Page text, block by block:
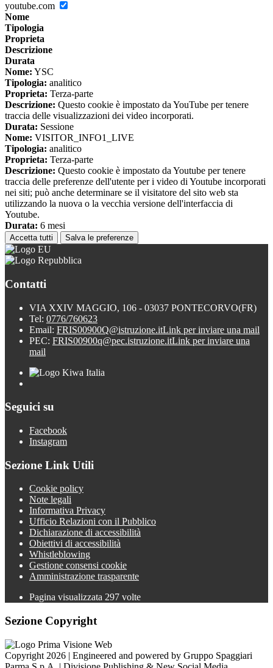
youtube.com
Nome
Tipologia
Proprieta
Descrizione
Durata
Nome: YSC
Tipologia: analitico
Proprieta: Terza-parte
Descrizione: Questo cookie è impostato da YouTube per tenere
traccia delle visualizzazioni dei video incorporati.
Durata: Sessione
Nome: VISITOR_INFO1_LIVE
Tipologia: analitico
Proprieta: Terza-parte
Descrizione: Questo cookie è impostato da Youtube per tenere
traccia delle preferenze dell'utente per i video di Youtube incorporati
nei siti; può anche determinare se il visitatore del sito web sta
utilizzando la nuova o la vecchia versione dell'interfaccia di
Youtube.
Durata: 6 mesi
Accetta tutti Salva le preferenze
Contatti
VIA XXIV MAGGIO, 106 - 03037 PONTECORVO(FR)
Tel: 0776/760623
Email: FRIS00900Q@istruzione.itLink per inviare una mail
PEC: FRIS00900q@pec.istruzione.itLink per inviare una
mail
Seguici su
Facebook
Instagram
Sezione Link Utili
Cookie policy
Note legali
Informativa Privacy
Ufficio Relazioni con il Pubblico
Dichiarazione di accessibilità
Obiettivi di accessibilità
Whistleblowing
Gestione consensi cookie
Amministrazione trasparente
Pagina visualizzata 297 volte
Sezione Copyright
Copyright 2026 | Engineered and powered by Gruppo Spaggiari